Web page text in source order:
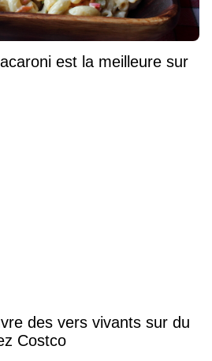
est la meilleure sur
des vers vivants sur du
Costco